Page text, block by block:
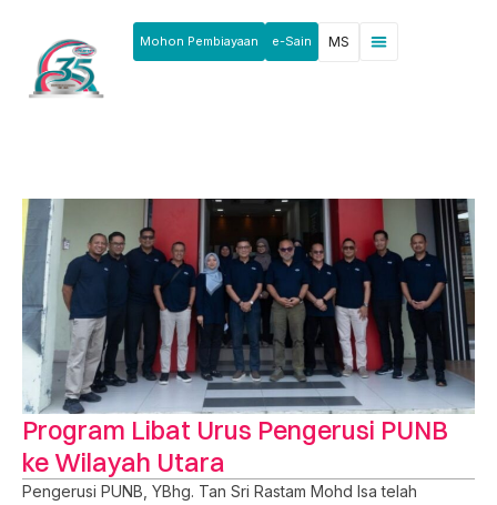
Mohon Pembiayaan e-Sain MS
Program Libat Urus Pengerusi PUNB
ke Wilayah Utara
Pengerusi PUNB, YBhg. Tan Sri Rastam Mohd Isa telah